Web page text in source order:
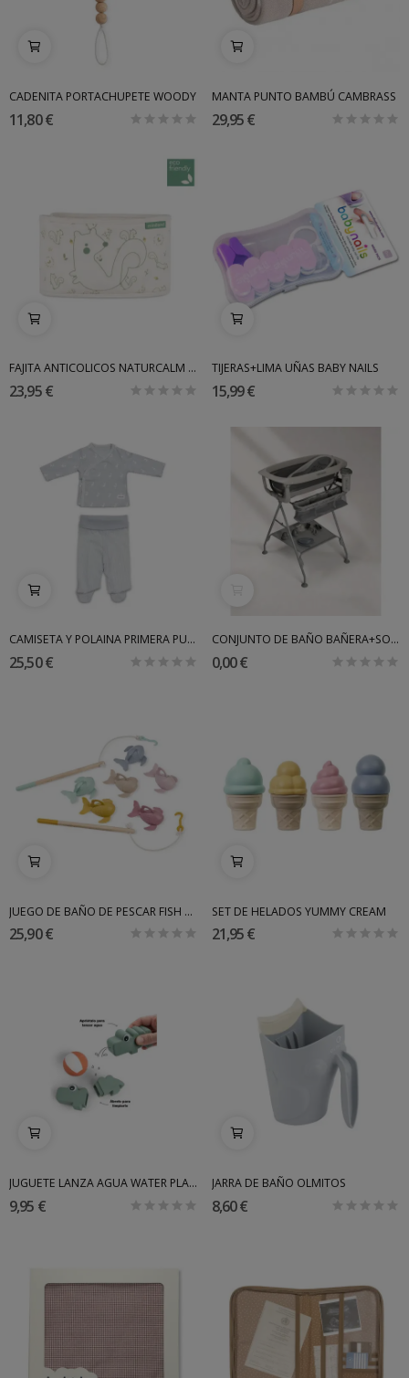
CADENITA PORTACHUPETE WOODY
11,80 €
MANTA PUNTO BAMBÚ CAMBRASS
29,95 €
FAJITA ANTICOLICOS NATURCALM MINILAND
23,95 €
TIJERAS+LIMA UÑAS BABY NAILS
15,99 €
CAMISETA Y POLAINA PRIMERA PUESTABONJOURBEBE
25,50 €
CONJUNTO DE BAÑO BAÑERA+SOPORTE+HAMACA V2...
0,00 €
JUEGO DE BAÑO DE PESCAR FISH & FUN SARO
25,90 €
SET DE HELADOS YUMMY CREAM
21,95 €
JUGUETE LANZA AGUA WATER PLAY DONE BY DEER
9,95 €
JARRA DE BAÑO OLMITOS
8,60 €